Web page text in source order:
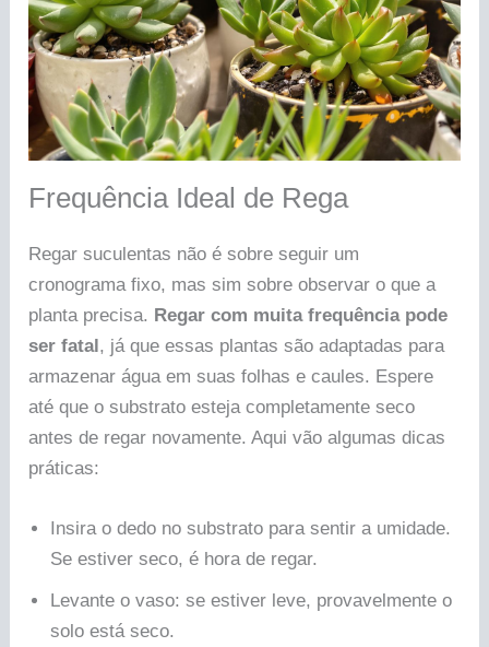
Frequência Ideal de Rega
Regar suculentas não é sobre seguir um
cronograma fixo, mas sim sobre observar o que a
planta precisa. Regar com muita frequência pode
ser fatal, já que essas plantas são adaptadas para
armazenar água em suas folhas e caules. Espere
até que o substrato esteja completamente seco
antes de regar novamente. Aqui vão algumas dicas
práticas:
Insira o dedo no substrato para sentir a umidade.
Se estiver seco, é hora de regar.
Levante o vaso: se estiver leve, provavelmente o
solo está seco.